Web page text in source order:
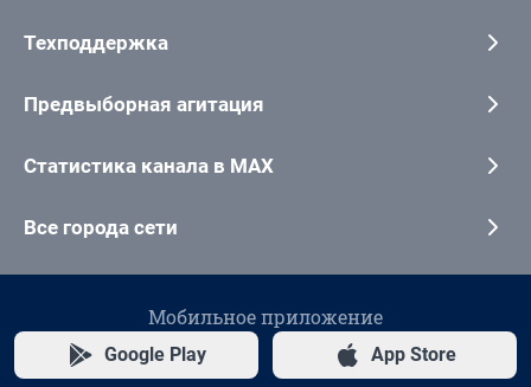
Техподдержка
Предвыборная агитация
Статистика канала в MAX
Все города сети
Мобильное приложение
Google Play App Store